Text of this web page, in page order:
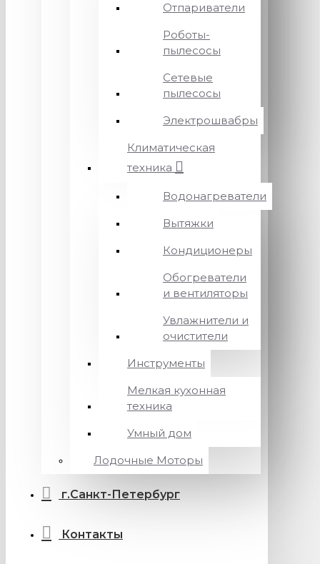
Отпариватели
Роботы-
пылесосы
Сетевые
пылесосы
Электрошвабры
Климатическая
техника
Водонагреватели
Вытяжки
Кондиционеры
Обогреватели
и вентиляторы
Увлажнители и
очистители
Инструменты
Мелкая кухонная
техника
Умный дом
Лодочные Моторы
г.Санкт-Петербург
Контакты